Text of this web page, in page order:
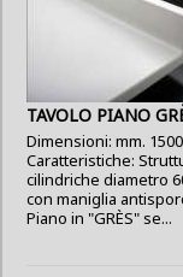
TAVOLO PIANO
Dimensioni: mm.
Caratteristiche:
cilindriche diametro
con maniglia
Piano in "GRÈS" se...